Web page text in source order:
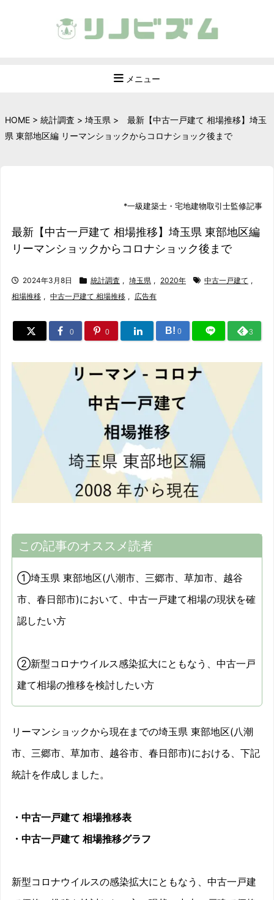
メニュー
HOME > 統計調査 > 埼玉県 >
最新【中古一戸建て 相場推移】埼玉
県 東部地区編 リーマンショックからコロナショック後まで
*一級建築士 ・ 宅地建物取引士監修記事
最新【中古一戸建て 相場推移】埼玉県 東部地区編
リーマンショックからコロナショック後まで
2024年3月8日 統計調査 , 埼玉県 , 2020年 中古一戸建て ,
相場推移 , 中古一戸建て 相場推移 , 広告有
0 0 B! 0 3
この記事のオススメ読者
①埼玉県 東部地区(八潮市、三郷市、草加市、越谷
市、春日部市)において、中古一戸建て相場の現状を確
認したい方
②新型コロナウイルス感染拡大にともなう、中古一戸
建て相場の推移を検討したい方
リーマンショックから現在までの埼玉県 東部地区(八潮
市、三郷市、草加市、越谷市、春日部市)における、下記
統計を作成しました。
・中古一戸建て 相場推移表
・中古一戸建て 相場推移グラフ
新型コロナウイルスの感染拡大にともなう、中古一戸建